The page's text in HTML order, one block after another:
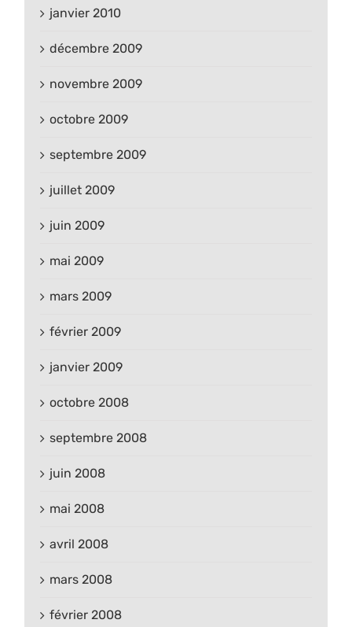
janvier 2010
décembre 2009
novembre 2009
octobre 2009
septembre 2009
juillet 2009
juin 2009
mai 2009
mars 2009
février 2009
janvier 2009
octobre 2008
septembre 2008
juin 2008
mai 2008
avril 2008
mars 2008
février 2008